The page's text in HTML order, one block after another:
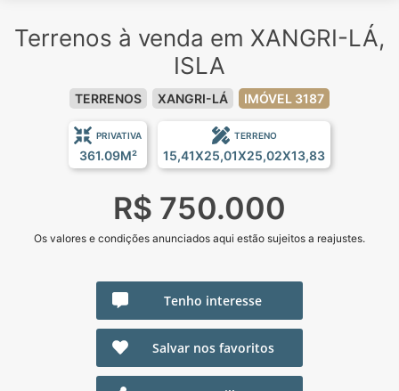
Terrenos à venda em XANGRI-LÁ,
ISLA
TERRENOS XANGRI-LÁ IMÓVEL 3187
PRIVATIVA
361.09M²
TERRENO
15,41X25,01X25,02X13,83
R$ 750.000
Os valores e condições anunciados aqui estão sujeitos a reajustes.
Tenho interesse
Salvar nos favoritos